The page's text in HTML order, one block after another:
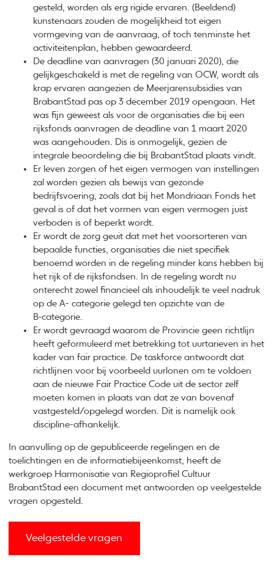
gesteld, worden als erg rigide ervaren. (Beeldend)
kunstenaars zouden de mogelijkheid tot eigen
vormgeving van de aanvraag, of toch tenminste het
activiteitenplan, hebben gewaardeerd.
De deadline van aanvragen (30 januari 2020), die
gelijkgeschakeld is met de regeling van OCW, wordt als
krap ervaren aangezien de Meerjarensubsidies van
BrabantStad pas op 3 december 2019 opengaan. Het
was fijn geweest als voor de organisaties die bij een
rijksfonds aanvragen de deadline van 1 maart 2020
was aangehouden. Dis is onmogelijk, gezien de
integrale beoordeling die bij BrabantStad plaats vindt.
Er leven zorgen of het eigen vermogen van instellingen
zal worden gezien als bewijs van gezonde
bedrijfsvoering, zoals dat bij het Mondriaan Fonds het
geval is of dat het vormen van eigen vermogen juist
verboden is of beperkt wordt.
Er wordt de zorg geuit dat met het voorsorteren van
bepaalde functies, organisaties die niet specifiek
benoemd worden in de regeling minder kans hebben bij
het rijk of de rijksfondsen. In de regeling wordt nu
onterecht zowel financieel als inhoudelijk te veel nadruk
op de A- categorie gelegd ten opzichte van de
B‑categorie.
Er wordt gevraagd waarom de Provincie geen richtlijn
heeft geformuleerd met betrekking tot uurtarieven in het
kader van fair practice. De taskforce antwoordt dat
richtlijnen voor bij voorbeeld uurlonen om te voldoen
aan de nieuwe Fair Practice Code uit de sector zelf
moeten komen in plaats van dat ze van bovenaf
vastgesteld/opgelegd worden. Dit is namelijk ook
discipline-afhankelijk.
In aanvulling op de gepubliceerde regelingen en de
toelichtingen en de informatiebijeenkomst, heeft de
werkgroep Harmonisatie van Regioprofiel Cultuur
BrabantStad een document met antwoorden op veelgestelde
vragen opgesteld.
Veelgestelde vragen